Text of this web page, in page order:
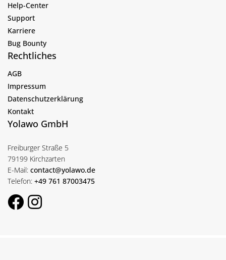
Help-Center
Support
Karriere
Bug Bounty
Rechtliches
AGB
Impressum
Datenschutzerklärung
Kontakt
Yolawo GmbH
Freiburger Straße 5
79199 Kirchzarten
E-Mail: contact@yolawo.de
Telefon: +49 761 87003475